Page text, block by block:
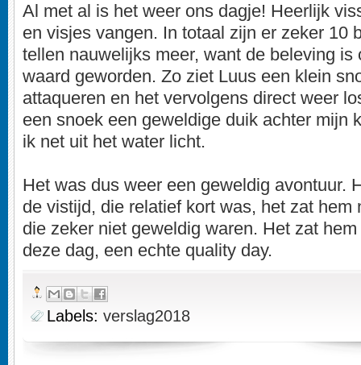
Al met al is het weer ons dagje! Heerlijk
en visjes vangen. In totaal zijn er zeker 10
tellen nauwelijks meer, want de beleving is
waard geworden. Zo ziet Luus een klein
attaqueren en het vervolgens direct weer
een snoek een geweldige duik achter mijn
ik net uit het water licht.
Het was dus weer een geweldig avontuur.
de vistijd, die relatief kort was, het zat hem
die zeker niet geweldig waren. Het zat
deze dag, een echte quality day.
Labels: verslag2018